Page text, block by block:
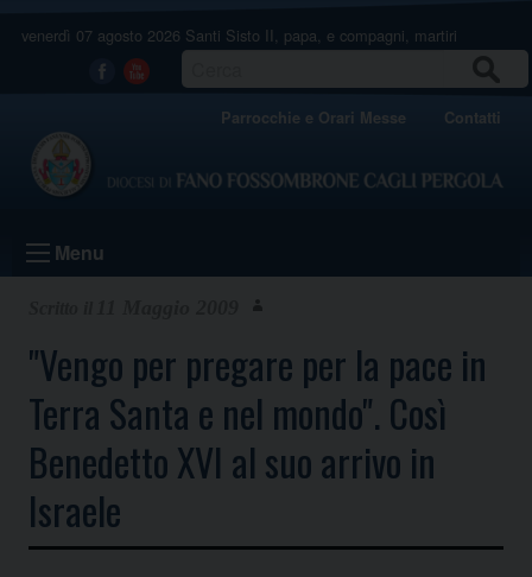
venerdì 07 agosto 2026 Santi Sisto II, papa, e compagni, martiri
Facebook
Youtube
Parrocchie e Orari Messe Contatti
Menu
"Vengo per pregare per la pace in
Terra Santa e nel mondo". Così
Benedetto XVI al suo arrivo in
Israele